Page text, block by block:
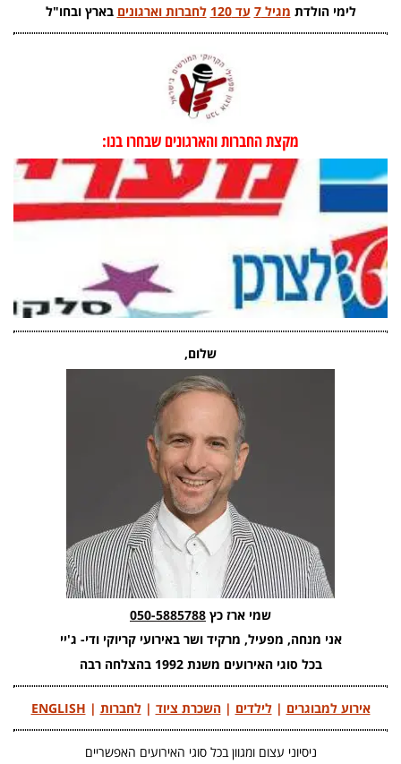
לימי הולדת מגיל 7 עד 120 לחברות וארגונים בארץ ובחו"ל
מקצת החברות והארגונים שבחרו בנו:
שלום,
שמי ארז כץ 050-5885788
אני מנחה, מפעיל, מרקיד ושר באירועי קריוקי ודי- ג'יי
בכל סוגי האירועים משנת 1992 בהצלחה רבה
אירוע למבוגרים |לילדים |השכרת ציוד |לחברות |
ENGLISH
ניסיוני עצום ומגוון בכל סוגי האירועים האפשריים